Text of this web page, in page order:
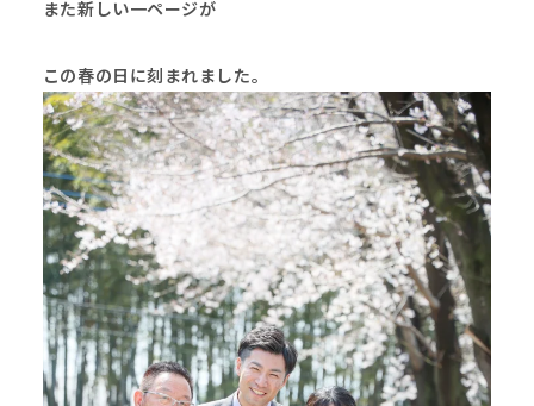
また新しい一ページが
この春の日に刻まれました。